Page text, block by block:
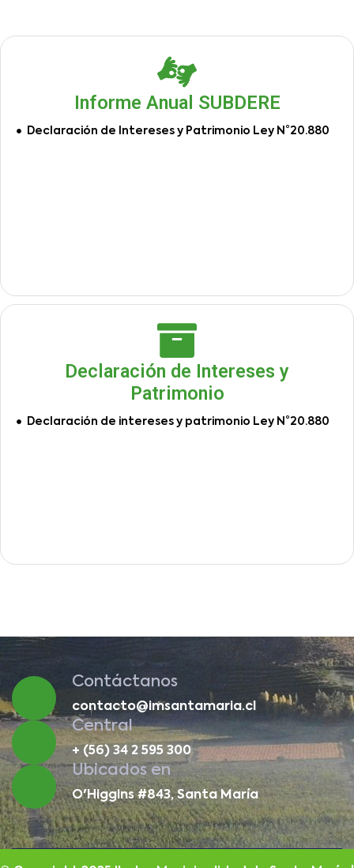
Informe Anual SUBDERE
Declaración de Intereses y Patrimonio Ley N°20.880
Declaración de Intereses y
Patrimonio
Declaración de intereses y patrimonio Ley N°20.880
Contáctanos
contacto@imsantamaria.cl
Central
+ (56) 34 2 595 300
Ubicados en
O'Higgins #843, Santa María